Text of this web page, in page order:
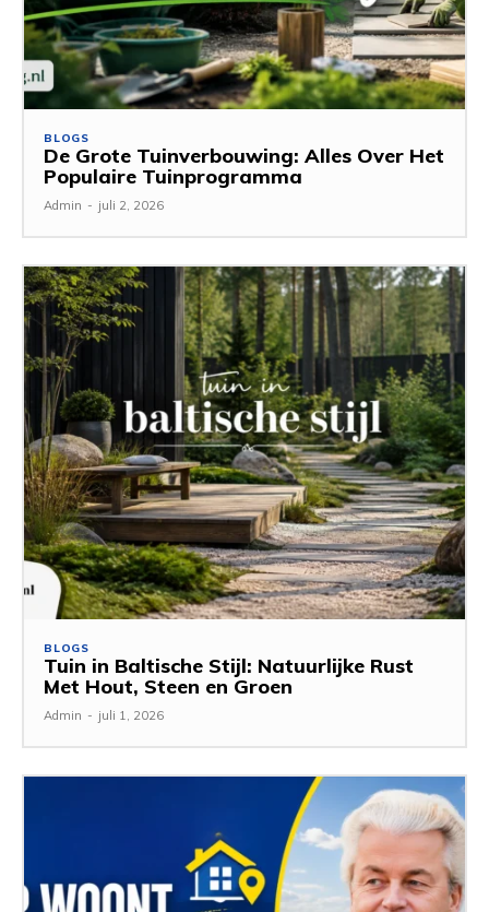
BLOGS
De Grote Tuinverbouwing: Alles Over Het
Populaire Tuinprogramma
Admin - juli 2, 2026
BLOGS
Tuin in Baltische Stijl: Natuurlijke Rust
Met Hout, Steen en Groen
Admin - juli 1, 2026